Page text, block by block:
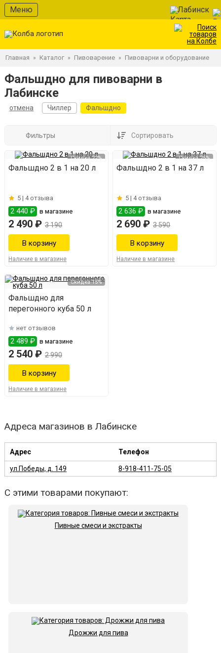
Меню Лабинск
Главная » Каталог » Пивоварение » Пивоварни и оборудование
Фальшдно для пивоварни в
Лабинске
отмена Чиллер Фальшдно
Фильтры Сортировать
Скидка 22%
Фальшдно 2 в 1 на 20 л
5 | 4 отзыва
2 440 ₽ в магазине
2 490 ₽ 3 190
Наличие в магазине
Скидка 25%
Фальшдно 2 в 1 на 37 л
5 | 4 отзыва
2 636 ₽ в магазине
2 690 ₽ 3 590
Наличие в магазине
Скидка 15%
Фальшдно для
перегонного куба 50 л
нет отзывов
2 489 ₽ в магазине
2 540 ₽ 2 990
Наличие в магазине
Адреса магазинов в Лабинске
Адрес Телефон
ул.Победы, д. 149 8-918-411-75-05
С этими товарами покупают:
Пивные смеси и экстракты
Дрожжи для пива